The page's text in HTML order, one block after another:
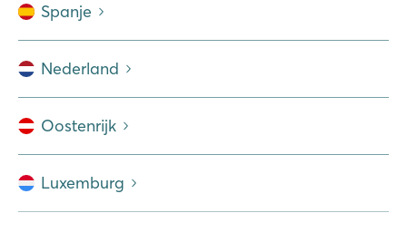
Spanje
Nederland
Oostenrijk
Luxemburg